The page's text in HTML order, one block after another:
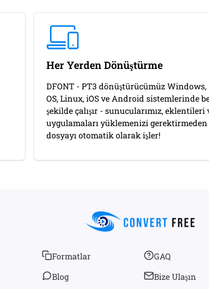
Her Yerden Dönüştürme
DFONT - PT3 dönüştürücümüz Windows,
OS, Linux, iOS ve Android sistemlerinde
şekilde çalışır - sunucularımız, eklentileri
uygulamaları yüklemenizi
dosyayı otomatik olarak işler!
Formatlar
Blog
GAQ
Bize Ulaşın